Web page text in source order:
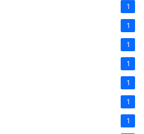
1
1
1
1
1
1
1